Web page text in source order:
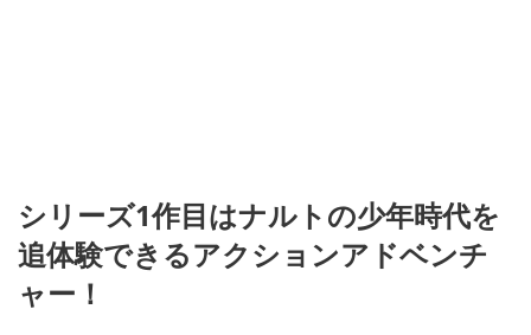
シリーズ1作目はナルトの少年時代を
追体験できるアクションアドベンチ
ャー！